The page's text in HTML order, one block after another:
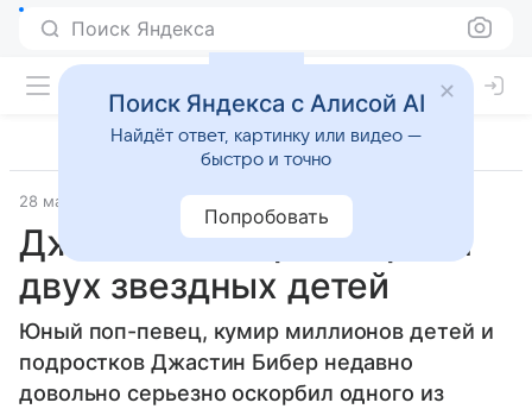
Поиск Яндекса
28 марта 2012 Материал подготовила Дарья Черкасова
Джастин Бибер оскорбил
двух звездных детей
Юный поп-певец, кумир миллионов детей и
подростков Джастин Бибер недавно
довольно серьезно оскорбил одного из
Поиск Яндекса с Алисой AI
Найдёт ответ, картинку или видео —
быстро и точно
Попробовать